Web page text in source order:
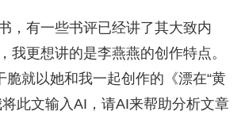
，有一些书评已经讲了其大致内
我更想讲的是李燕燕的创作特点。
脆就以她和我一起创作的《漂在“黄
此文输入AI，请AI来帮助分析文章